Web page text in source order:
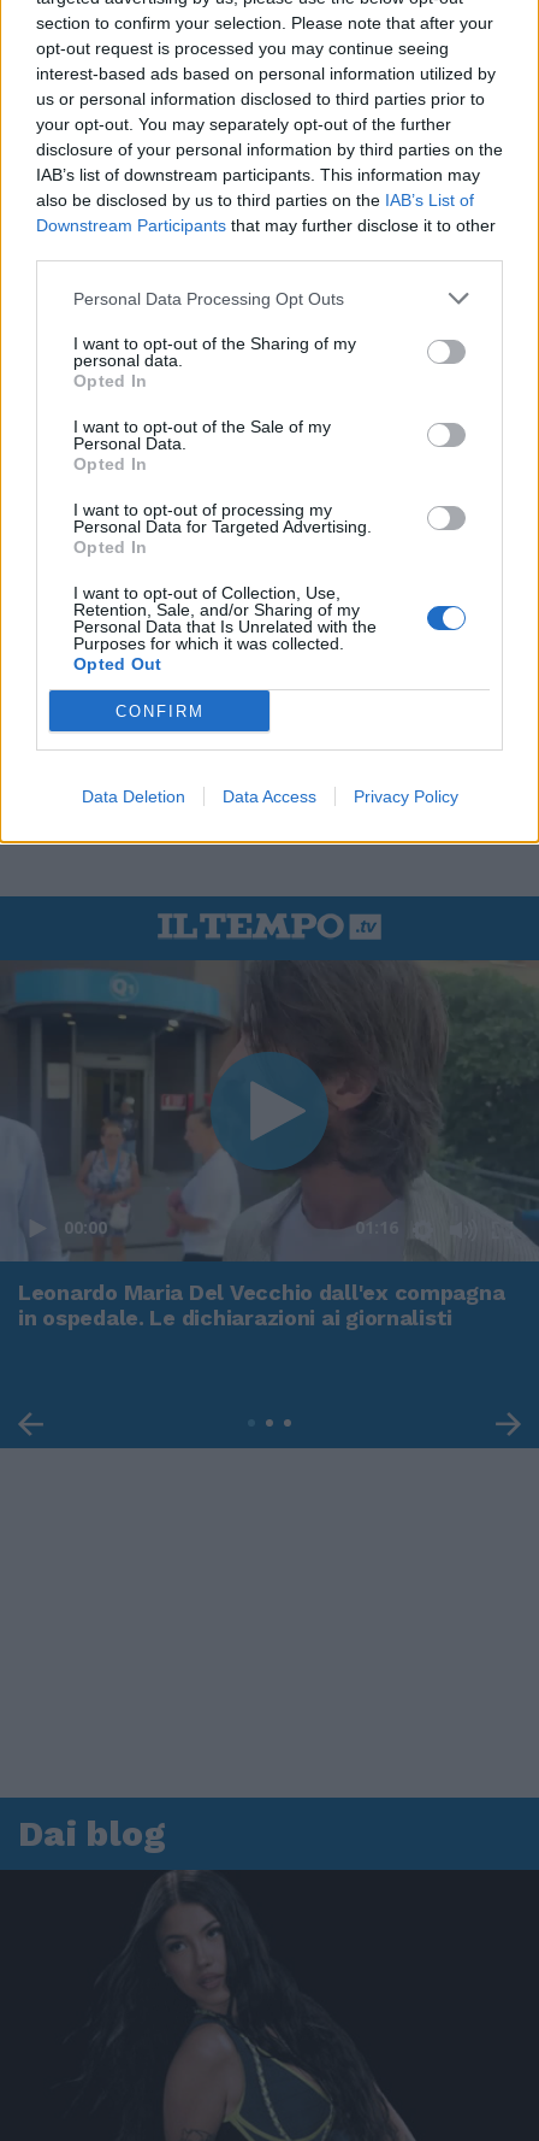
section to confirm your selection. Please note that after your
opt-out request is processed you may continue seeing
interest-based ads based on personal information utilized by
us or personal information disclosed to third parties prior to
your opt-out. You may separately opt-out of the further
disclosure of your personal information by third parties on the
IAB’s list of downstream participants. This information may
also be disclosed by us to third parties on the IAB’s List of
Downstream Participants that may further disclose it to other
Personal Data Processing Opt Outs
I want to opt-out of the Sharing of my
personal data.
Opted In
I want to opt-out of the Sale of my
Personal Data.
Opted In
I want to opt-out of processing my
Personal Data for Targeted Advertising.
Opted In
I want to opt-out of Collection, Use,
Retention, Sale, and/or Sharing of my
Personal Data that Is Unrelated with the
Purposes for which it was collected.
Opted Out
CONFIRM
Data Deletion Data Access Privacy Policy
00:00 01:16
Leonardo Maria Del Vecchio dall'ex compagna
in ospedale. Le dichiarazioni ai giornalisti
Dai blog